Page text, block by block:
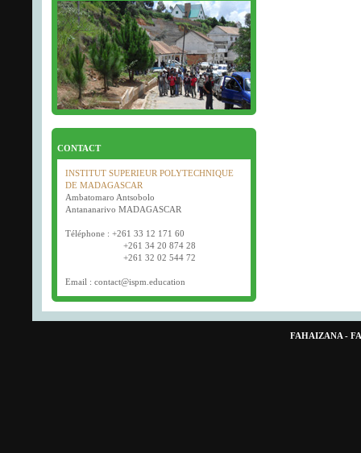
Examens semestriels
Début des examens semestriels (1ère, 2e et 3e
année) : jeudi 26 mars 2020.
Bonne fête de Pâques tout le monde !
CONTACT
INSTITUT SUPERIEUR POLYTECHNIQUE
DE MADAGASCAR
Ambatomaro Antsobolo
Antananarivo MADAGASCAR
Téléphone : +261 33 12 171 60
+261 34 20 874 28
+261 32 02 544 72
Email : contact@ispm.education
FAHAIZANA -